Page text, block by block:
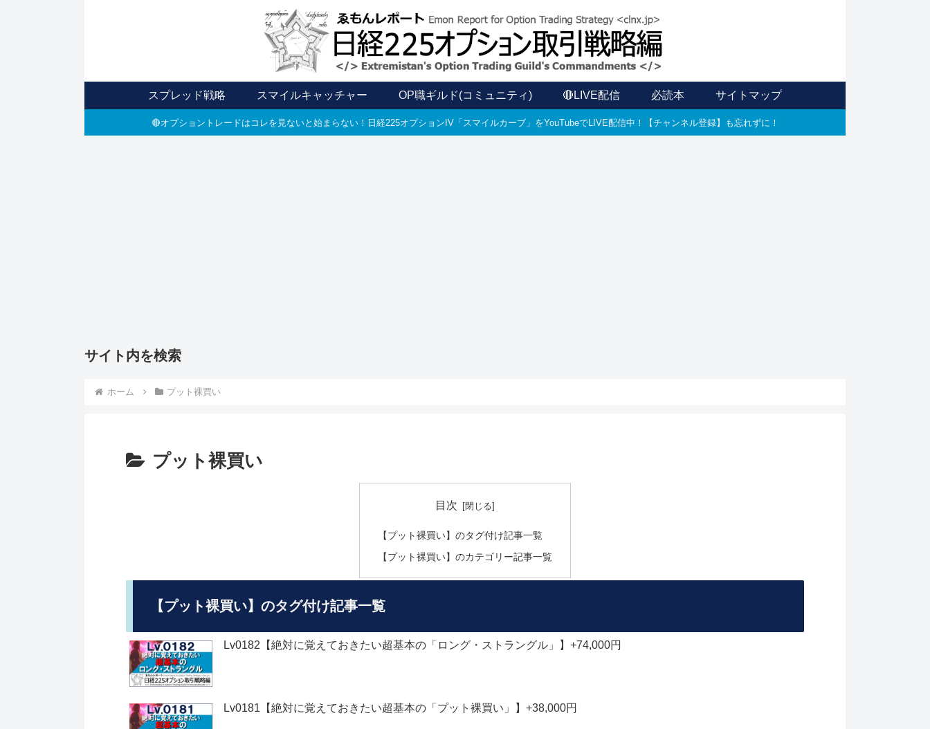
スプレッド戦略 スマイルキャッチャー OP職ギルド(コミュニティ) 🔴LIVE配信 必読本 サイトマップ
🔴オプショントレードはコレを見ないと始まらない！日経225オプションIV「スマイルカーブ」をYouTubeでLIVE配信中！【チャンネル登録】も忘れずに！
サイト内を検索
ホーム プット裸買い
プット裸買い
目次
【プット裸買い】のタグ付け記事一覧
【プット裸買い】のカテゴリー記事一覧
【プット裸買い】のタグ付け記事一覧
Lv0182【絶対に覚えておきたい超基本の「ロング・ストラングル」】+74,000円
Lv0181【絶対に覚えておきたい超基本の「プット裸買い」】+38,000円